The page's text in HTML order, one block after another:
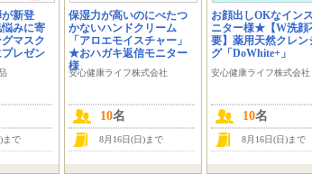
新登
みに寄
マスク
レゼン
まで
保湿力が高いのにべたつ
かないハンドクリーム
「アロエモイスチャー」
★おハガキ返信モニター
様
安心健康ライフ株式会社
10名
8月16日(日)まで
お顔出しOKなイン
ニター様★【W洗顔
要】薬用天然クレン
グ「DoWhite+」
安心健康ライフ株式会社
10名
8月16日(日)まで
リングした様な仕上りに！
もOK！
まゆ毛にピッタリフィット
を解消！
えたまゆ毛を長時間キープ
クリルポリマーエマルジョン)を配合
えたまゆ毛を長時間キープ